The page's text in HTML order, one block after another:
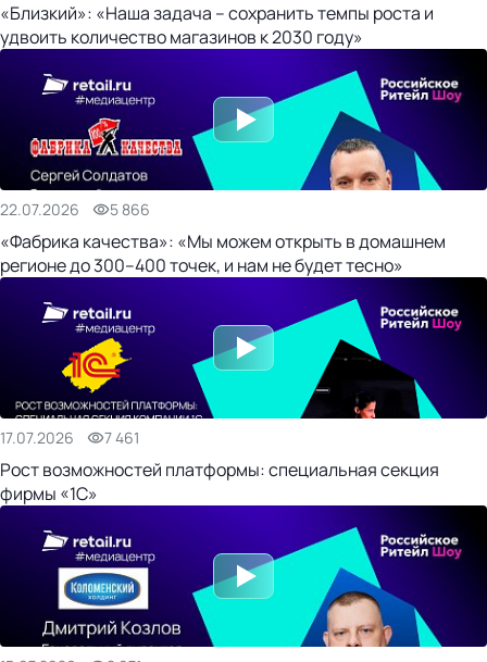
«Близкий»: «Наша задача – сохранить темпы роста и
удвоить количество магазинов к 2030 году»
22.07.2026 5 866
«Фабрика качества»: «Мы можем открыть в домашнем
регионе до 300–400 точек, и нам не будет тесно»
17.07.2026 7 461
Рост возможностей платформы: специальная секция
фирмы «1С»